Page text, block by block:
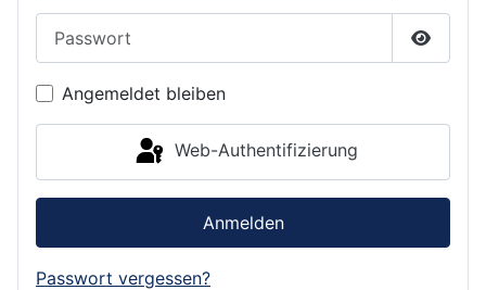
Angemeldet bleiben
Web-Authentifizierung
Anmelden
Passwort vergessen?